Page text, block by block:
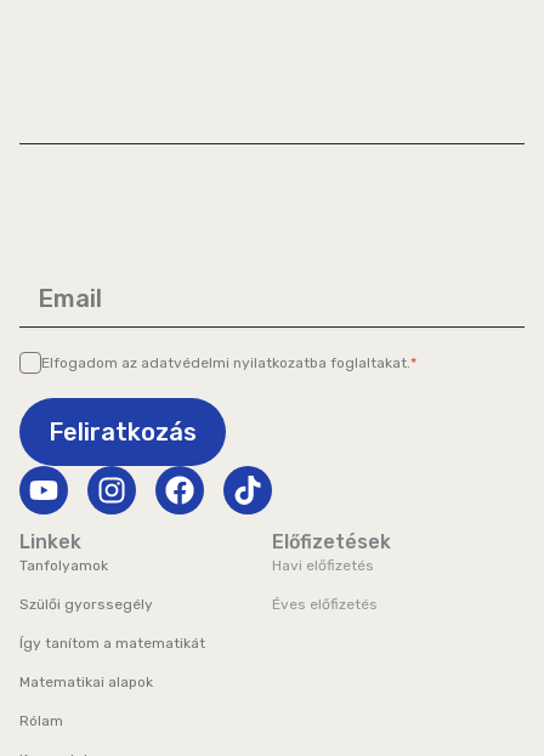
Email
Elfogadom az adatvédelmi nyilatkozatba foglaltakat.*
Feliratkozás
Y
o
u
t
u
e
I
n
a
g
r
a
F
a
o
T
i
Linkek
Tanfolyamok
Szülői gyorssegély
Így tanítom a matematikát
Matematikai alapok
Rólam
Előfizetések
Havi előfizetés
Éves előfizetés